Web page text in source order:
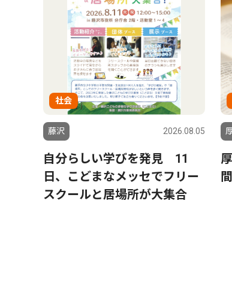
社会
藤沢 2026.08.05
自分らしい学びを発見 11
日、こどまなメッセでフリー
スクールと居場所が大集合